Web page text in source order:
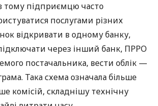
тому підприємцю часто
послугами різних
відкривати в одному банку,
через інший банк, ПРРО
постачальника, вести облік —
Така схема означала більше
комісій, складнішу технічну